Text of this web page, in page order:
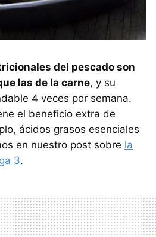
del pescado son
las de la carne, y su
4 veces por semana.
el beneficio extra de
ácidos grasos esenciales
en nuestro post sobre la
3.